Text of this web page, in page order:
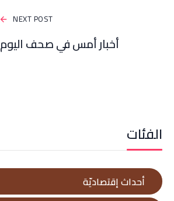
NEXT POST
أخبار أمس في صحف اليوم
الفئات
أحداث إقتصاديّة